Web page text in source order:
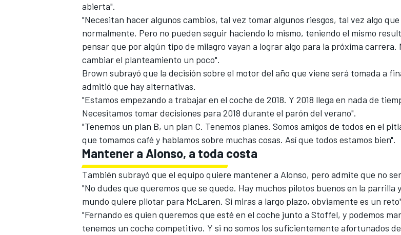
abierta".
"Necesitan hacer algunos cambios, tal vez tomar algunos riesgos, tal vez algo
normalmente. Pero no pueden seguir haciendo lo mismo, teniendo el mismo
pensar que por algún tipo de milagro vayan a lograr algo para la próxima carrera.
cambiar el planteamiento un poco".
Brown subrayó que la decisión sobre el motor del año que viene será tomada a
admitió que hay alternativas.
"Estamos empezando a trabajar en el coche de 2018. Y 2018 llega en nada de
Necesitamos tomar decisiones para 2018 durante el parón del verano".
"Tenemos un plan B, un plan C. Tenemos planes. Somos amigos de todos en el
que tomamos café y hablamos sobre muchas cosas. Así que todos estamos bien".
Mantener a Alonso, a toda costa
También subrayó que el equipo quiere mantener a Alonso, pero admite que no
"No dudes que queremos que se quede. Hay muchos pilotos buenos en la parrilla
mundo quiere pilotar para McLaren. Si miras a largo plazo, obviamente es un
"Fernando es quien queremos que esté en el coche junto a Stoffel, y podemos
tenemos un coche competitivo. Y si no somos los suficientemente afortunados